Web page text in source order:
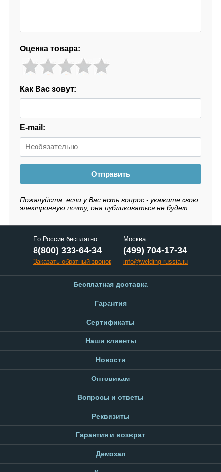
Оценка товара:
Как Вас зовут:
E-mail:
Отправить
Пожалуйста, если у Вас есть вопрос - укажите свою
электронную почту, она публиковаться не будет.
По России бесплатно
8(800) 333-64-34
Заказать обратный звонок
Москва
(499) 704-17-34
info@welding-russia.ru
Бесплатная доставка
Гарантия
Сертификаты
Наши клиенты
Новости
Оптовикам
Вопросы и ответы
Реквизиты
Гарантия и возврат
Демозал